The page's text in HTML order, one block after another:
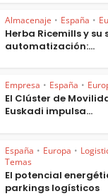
Almacenaje • España •
Herba Ricemills y
automatización:...
Empresa • España •
El Clúster de
Euskadi impulsa...
España • Europa •
Temas
El potencial
parkings logísticos